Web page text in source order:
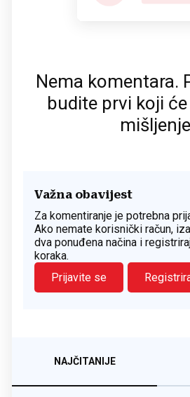
Nema komentara.
budite prvi koji
Važna obavijest
Za komentiranje je potrebna
Ako nemate korisnički račun,
dva ponuđena načina i
koraka.
Prijavite se
NAJČITANIJE